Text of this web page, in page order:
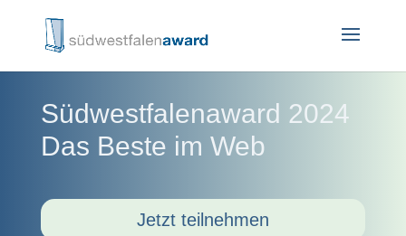
Südwestfalenaward 2024
Das Beste im Web
Jetzt teilnehmen